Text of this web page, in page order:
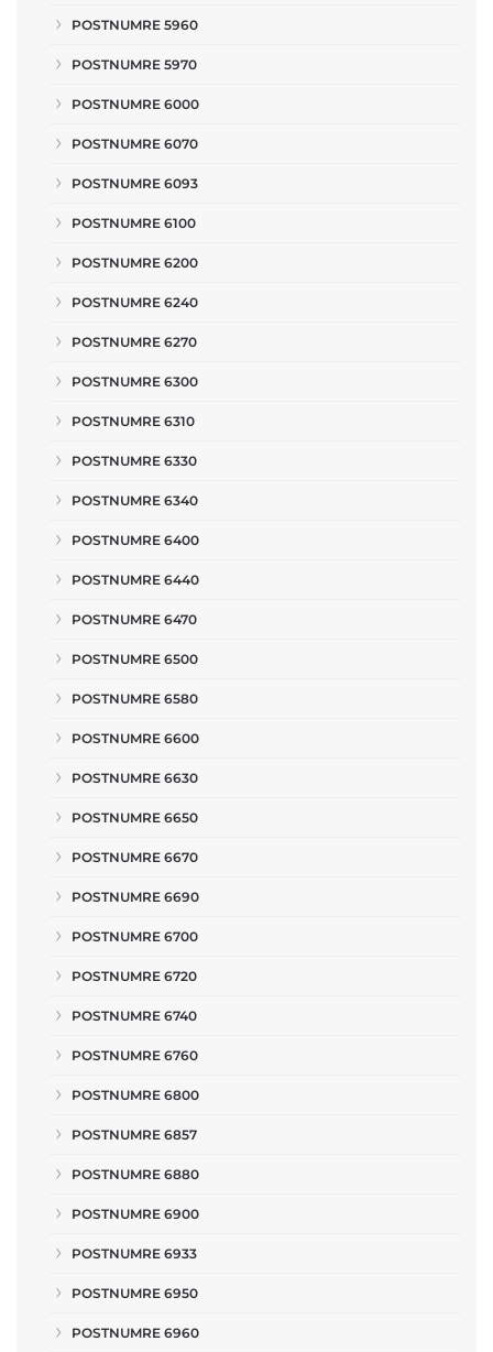
POSTNUMRE 5960
POSTNUMRE 5970
POSTNUMRE 6000
POSTNUMRE 6070
POSTNUMRE 6093
POSTNUMRE 6100
POSTNUMRE 6200
POSTNUMRE 6240
POSTNUMRE 6270
POSTNUMRE 6300
POSTNUMRE 6310
POSTNUMRE 6330
POSTNUMRE 6340
POSTNUMRE 6400
POSTNUMRE 6440
POSTNUMRE 6470
POSTNUMRE 6500
POSTNUMRE 6580
POSTNUMRE 6600
POSTNUMRE 6630
POSTNUMRE 6650
POSTNUMRE 6670
POSTNUMRE 6690
POSTNUMRE 6700
POSTNUMRE 6720
POSTNUMRE 6740
POSTNUMRE 6760
POSTNUMRE 6800
POSTNUMRE 6857
POSTNUMRE 6880
POSTNUMRE 6900
POSTNUMRE 6933
POSTNUMRE 6950
POSTNUMRE 6960